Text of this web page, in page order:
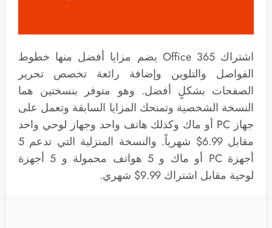
اشتراك Office 365 يضم مزايا أفضل منها خطوط
الفواصل والتلوين وإضافة رائعة تخصص تحرير
الصفحات بشكلٍ أفضل. وهو متوفر بنسختين هما
النسخة الشخصية وتمنحك المزايا السابقة وتعمل على
جهاز PC أو ماك وكذلك هاتف واحد وجهاز لوحي واحد
مقابل 6.99$ شهرياً. والنسخة المنزلية التي تدعم 5
أجهزة PC أو ماك و 5 هواتف محمولة و 5 أجهزة
لوحية مقابل اشتراك 9.99$ شهري.